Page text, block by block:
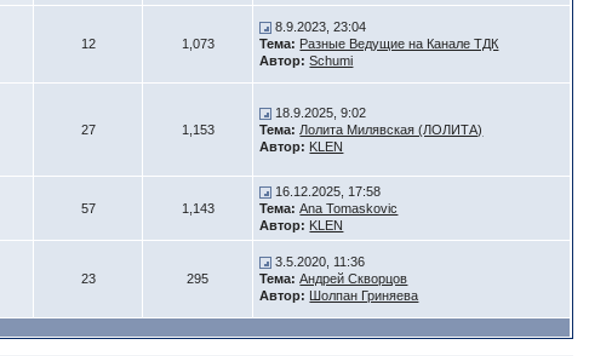
12 1,073
8.9.2023, 23:04
Тема: Разные Ведущие на Канале ТДК
Автор: Schumi
27 1,153
18.9.2025, 9:02
Тема: Лолита Милявская (ЛОЛИТА)
Автор: KLEN
57 1,143
16.12.2025, 17:58
Тема: Ana Tomaskovic
Автор: KLEN
23 295
3.5.2020, 11:36
Тема: Андрей Скворцов
Автор:
Шолпан Гриняева